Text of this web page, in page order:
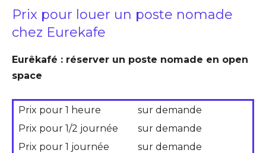
Prix pour louer un poste nomade
chez Eurekafe
Eurêkafé : réserver un poste nomade en open
space
Prix pour 1 heure
sur demande
Prix pour 1/2 journée
sur demande
Prix pour 1 journée
sur demande